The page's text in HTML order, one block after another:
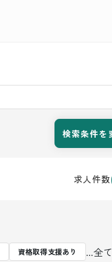
検索条件を
求人件数
資格取得支援あり ...全